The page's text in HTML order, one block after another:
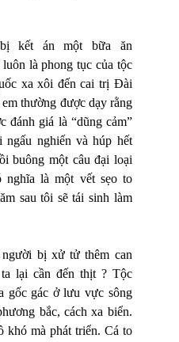
kết án một bữa ăn
là phong tục của tộc
xa xôi đến cai trị Đài
thường được dạy rằng
đánh giá là “dũng cảm”
ngấu nghiến và húp hết
buông một câu đại loại
nghĩa là một vết sẹo to
sau tôi sẽ tái sinh làm
bị xử tử thêm can
lại cần đến thịt ? Tộc
gốc gác ở lưu vực sông
bắc, cách xa biển.
khó mà phát triển. Cá to